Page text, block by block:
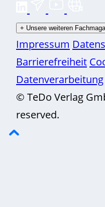
+ Unsere weiteren
Impressum
Barrierefreiheit
Datenverarbeitung
© TeDo Verlag
reserved.